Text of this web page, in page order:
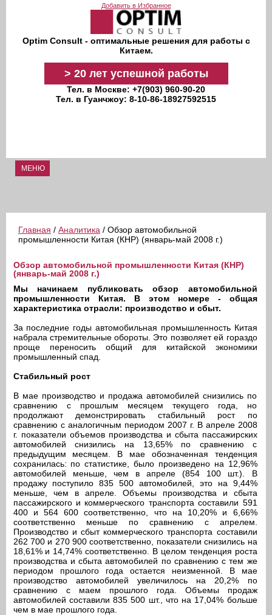
Перейти к основному содержаниюДобавить в Избранное
Optim Consult - оптимальные решения для работы с
Китаем.
> 20 летуспешной работы
Тел. в Москве: +7(903) 960-90-20
Тел. в Гуанчжоу: 8-10-86-18927592515
МЕНЮ
Главная / Аналитика / Обзор автомобильной
промышленности Китая (КНР) (январь-май 2008 г.)
Обзор автомобильной промышленности Китая (КНР)
(январь-май 2008 г.)
Мы начинаем публиковать обзор автомобильной
промышленности Китая. В этом номере - общая
характеристика отрасли: производство и сбыт.
За последние годы автомобильная промышленность Китая
набрала стремительные обороты. Это позволяет ей гораздо
проще переносить общий для китайской экономики
промышленный спад.
Стабильный рост
В мае производство и продажа автомобилей снизились по
сравнению с прошлым месяцем текущего года, но
продолжают демонстрировать стабильный рост по
сравнению с аналогичным периодом 2007 г. В апреле 2008
г. показатели объемов производства и сбыта пассажирских
автомобилей снизились на 13,65% по сравнению с
предыдущим месяцем. В мае обозначенная тенденция
сохранилась: по статистике, было произведено на 12,96%
автомобилей меньше, чем в апреле (854 100 шт.). В
продажу поступило 835 500 автомобилей, это на 9,44%
меньше, чем в апреле. Объемы производства и сбыта
пассажирского и коммерческого транспорта составили 591
400 и 564 600 соответственно, что на 10,20% и 6,66%
соответственно меньше по сравнению с апрелем.
Производство и сбыт коммерческого транспорта составили
262 700 и 270 900 соответственно, показатели снизились на
18,61% и 14,74% соответственно. В целом тенденция роста
производства и сбыта автомобилей по сравнению с тем же
периодом прошлого года остается неизменной. В мае
производство автомобилей увеличилось на 20,2% по
сравнению с маем прошлого года. Объемы продаж
автомобилей составили 835 500 шт., что на 17,04% больше
чем в мае прошлого года.